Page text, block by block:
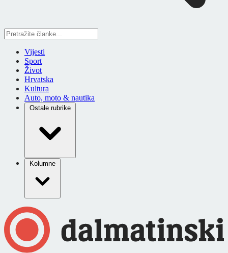
Vijesti
Sport
Život
Hrvatska
Kultura
Auto, moto & nautika
Ostale rubrike
Kolumne